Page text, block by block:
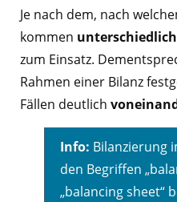
Je nach dem, nach
kommen
zum Einsatz.
Rahmen einer Bilanz
Fällen deutlich
Info: Bilanzierung
den Begriffen
„balancing sheet“